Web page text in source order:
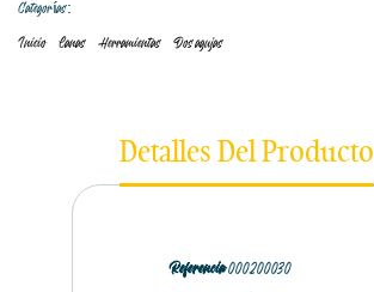
Categorías:
Inicio Lanas Herramientas Dos agujas
Detalles Del Producto
Referencia000200030